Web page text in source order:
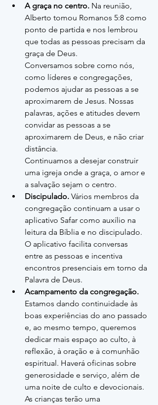
A graça no centro. Na reunião,
Alberto tomou Romanos 5:8 como
ponto de partida e nos lembrou
que todas as pessoas precisam da
graça de Deus.
Conversamos sobre como nós,
como líderes e congregações,
podemos ajudar as pessoas a se
aproximarem de Jesus. Nossas
palavras, ações e atitudes devem
convidar as pessoas a se
aproximarem de Deus, e não criar
distância.
Continuamos a desejar construir
uma igreja onde a graça, o amor e
a salvação sejam o centro.
Discipulado. Vários membros da
congregação continuam a usar o
aplicativo Safar como auxílio na
leitura da Bíblia e no discipulado.
O aplicativo facilita conversas
entre as pessoas e incentiva
encontros presenciais em torno da
Palavra de Deus.
Acampamento da congregação.
Estamos dando continuidade às
boas experiências do ano passado
e, ao mesmo tempo, queremos
dedicar mais espaço ao culto, à
reflexão, à oração e à comunhão
espiritual. Haverá oficinas sobre
generosidade e serviço, além de
uma noite de culto e devocionais.
As crianças terão uma